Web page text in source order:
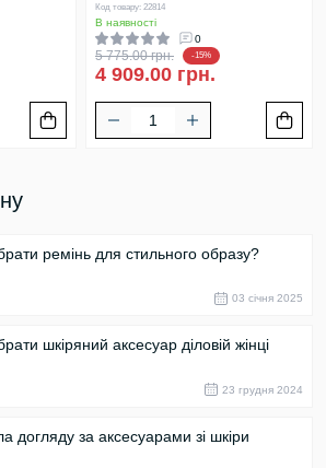
Код товару: 22814
В наявності
0
5 775.00 грн. -15%
4 909.00 грн.
ремінь для стильного образу?
03 cічня 2025
шкіряний аксесуар діловій жінці
23 грудня 2024
догляду за аксесуарами зі шкіри